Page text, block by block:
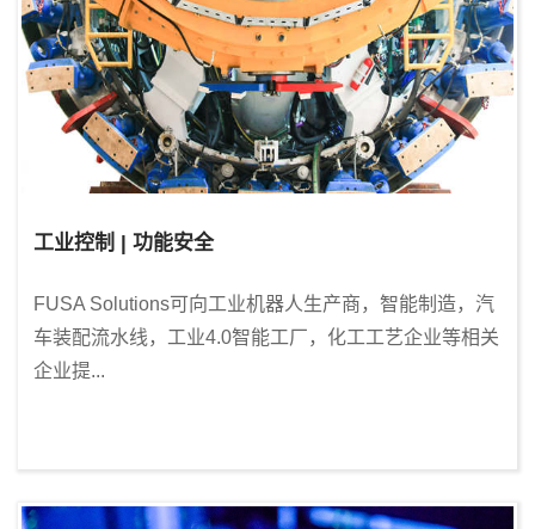
工业控制 | 功能安全
FUSA Solutions可向工业机器人生产商，智能制造，汽
车装配流水线，工业4.0智能工厂，化工工艺企业等相关
企业提...